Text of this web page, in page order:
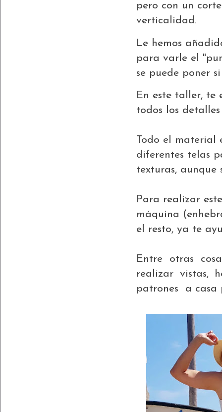
pero con un
verticalidad.
Le hemos
para varle el
se puede poner
En este taller, te
todos los detalles
Todo el material
diferentes telas
texturas,
Para realizar
máquina
el resto, ya te
Entre otras
realizar vistas,
patrones a casa